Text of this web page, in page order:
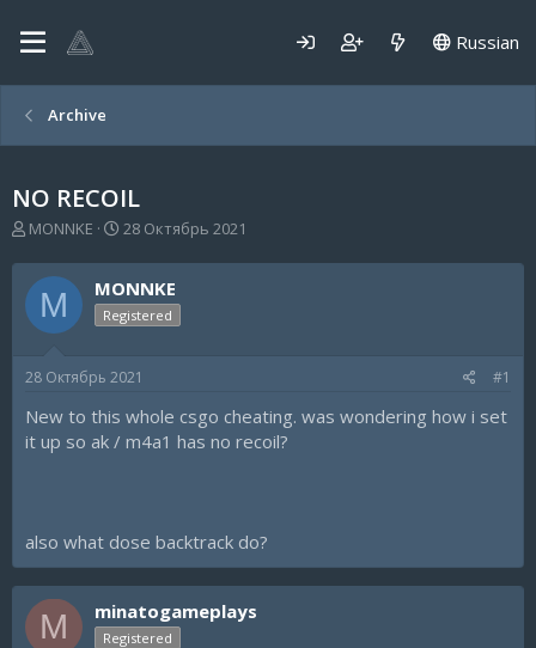
Russian
Archive
NO RECOIL
А
т
о
р
м
MONNKE
Д
т
а
н
а
а
28 Октябрь 2021
M MONNKE
Registered
28 Октябрь 2021 #1
New to this whole csgo cheating. was wondering how i set
it up so ak / m4a1 has no recoil?
also what dose backtrack do?
M minatogameplays
Registered